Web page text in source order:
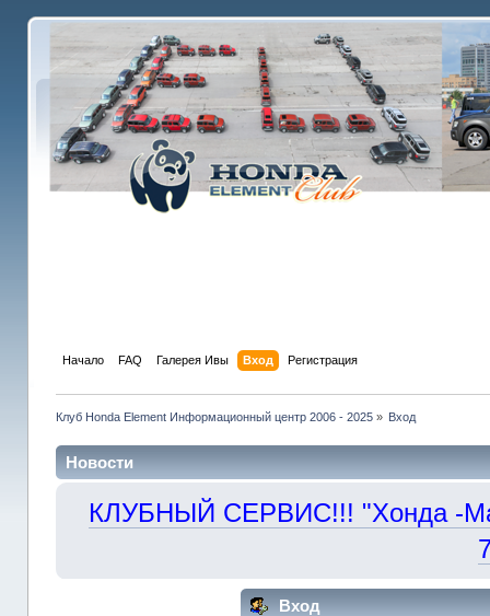
Начало FAQ Галерея Ивы Вход Регистрация
Клуб Honda Element Информационный центр 2006 - 2025» Вход
Новости
КЛУБНЫЙ СЕРВИС!!! "Хонда -
Вход